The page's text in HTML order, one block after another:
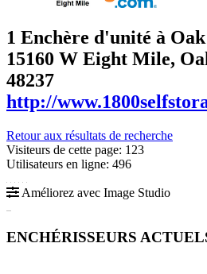
1 Enchère d'unité à
15160 W Eight Mile,
48237
http://
Retour aux résultats de recherche
Visiteurs de cette page: 123
Utilisateurs en ligne: 496
Améliorez avec Image Studio
ENCHÉRISSEURS